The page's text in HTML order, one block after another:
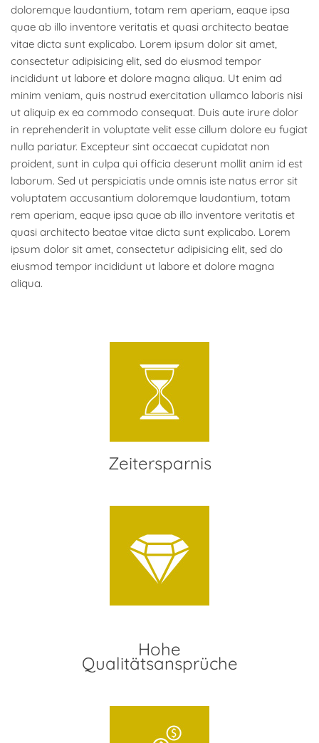
doloremque laudantium, totam rem aperiam, eaque ipsa
quae ab illo inventore veritatis et quasi architecto beatae
vitae dicta sunt explicabo. Lorem ipsum dolor sit amet,
consectetur adipisicing elit, sed do eiusmod tempor
incididunt ut labore et dolore magna aliqua. Ut enim ad
minim veniam, quis nostrud exercitation ullamco laboris nisi
ut aliquip ex ea commodo consequat. Duis aute irure dolor
in reprehenderit in voluptate velit esse cillum dolore eu fugiat
nulla pariatur. Excepteur sint occaecat cupidatat non
proident, sunt in culpa qui officia deserunt mollit anim id est
laborum. Sed ut perspiciatis unde omnis iste natus error sit
voluptatem accusantium doloremque laudantium, totam
rem aperiam, eaque ipsa quae ab illo inventore veritatis et
quasi architecto beatae vitae dicta sunt explicabo. Lorem
ipsum dolor sit amet, consectetur adipisicing elit, sed do
eiusmod tempor incididunt ut labore et dolore magna
aliqua.
Zeitersparnis
Hohe
Qualitätsansprüche